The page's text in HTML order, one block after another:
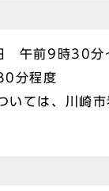
午前9時30分
分程度
いては、川崎